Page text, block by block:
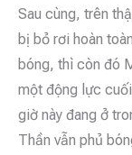
Sau cùng, trên
bị bỏ rơi hoàn
bóng, thì còn đó
một động lực
giờ này đang ở
Thần vẫn phủ